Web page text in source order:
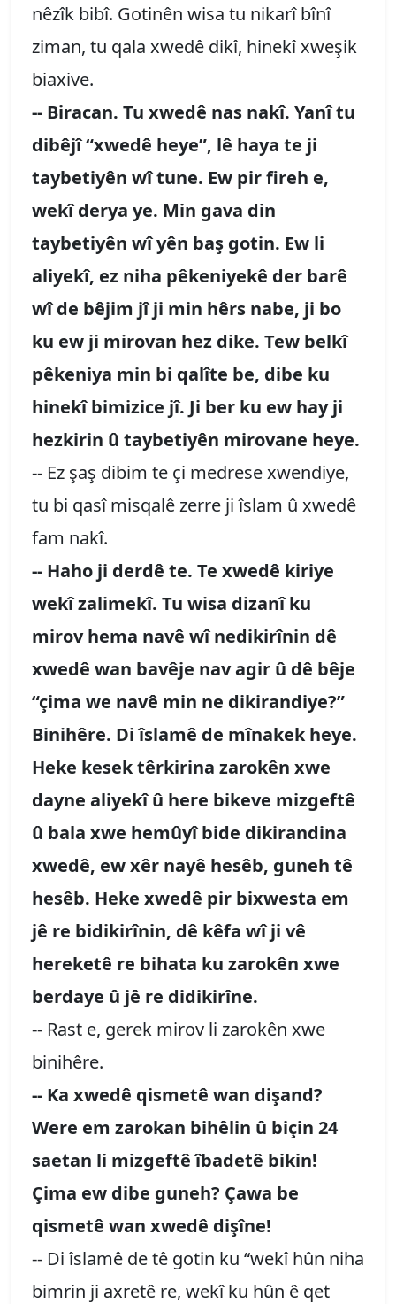
nêzîk bibî. Gotinên wisa tu nikarî bînî
ziman, tu qala xwedê dikî, hinekî xweşik
biaxive.
-- Biracan. Tu xwedê nas nakî. Yanî tu
dibêjî “xwedê heye”, lê haya te ji
taybetiyên wî tune. Ew pir fireh e,
wekî derya ye. Min gava din
taybetiyên wî yên baş gotin. Ew li
aliyekî, ez niha pêkeniyekê der barê
wî de bêjim jî ji min hêrs nabe, ji bo
ku ew ji mirovan hez dike. Tew belkî
pêkeniya min bi qalîte be, dibe ku
hinekî bimizice jî. Ji ber ku ew hay ji
hezkirin û taybetiyên mirovane heye.
-- Ez şaş dibim te çi medrese xwendiye,
tu bi qasî misqalê zerre ji îslam û xwedê
fam nakî.
-- Haho ji derdê te. Te xwedê kiriye
wekî zalimekî. Tu wisa dizanî ku
mirov hema navê wî nedikirînin dê
xwedê wan bavêje nav agir û dê bêje
“çima we navê min ne dikirandiye?”
Binihêre. Di îslamê de mînakek heye.
Heke kesek têrkirina zarokên xwe
dayne aliyekî û here bikeve mizgeftê
û bala xwe hemûyî bide dikirandina
xwedê, ew xêr nayê hesêb, guneh tê
hesêb. Heke xwedê pir bixwesta em
jê re bidikirînin, dê kêfa wî ji vê
hereketê re bihata ku zarokên xwe
berdaye û jê re didikirîne.
-- Rast e, gerek mirov li zarokên xwe
binihêre.
-- Ka xwedê qismetê wan dişand?
Were em zarokan bihêlin û biçin 24
saetan li mizgeftê îbadetê bikin!
Çima ew dibe guneh? Çawa be
qismetê wan xwedê dişîne!
-- Di îslamê de tê gotin ku “wekî hûn niha
bimrin ji axretê re, wekî ku hûn ê qet